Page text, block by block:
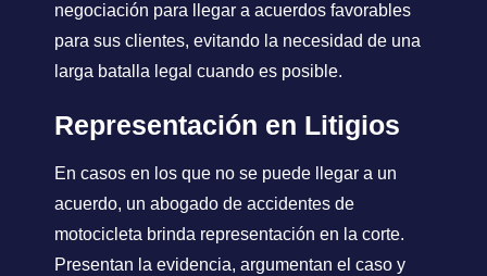
negociación para llegar a acuerdos favorables
para sus clientes, evitando la necesidad de una
larga batalla legal cuando es posible.
Representación en Litigios
En casos en los que no se puede llegar a un
acuerdo, un abogado de accidentes de
motocicleta brinda representación en la corte.
Presentan la evidencia, argumentan el caso y